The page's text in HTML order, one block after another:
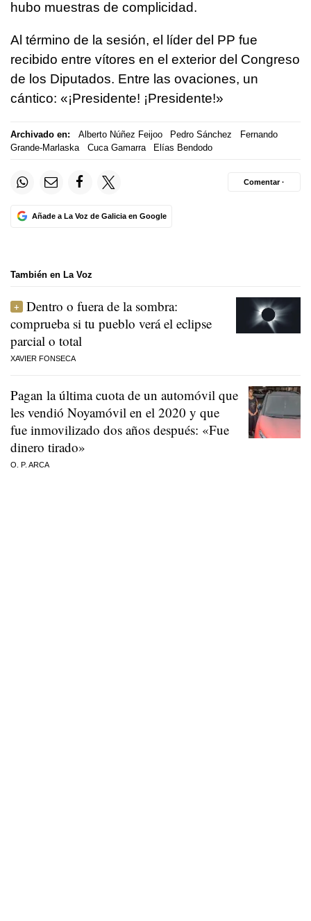
hubo muestras de complicidad.
Al término de la sesión, el líder del PP fue
recibido entre vítores en el exterior del Congreso
de los Diputados. Entre las ovaciones, un
cántico: «¡Presidente! ¡Presidente!»
Archivado en: Alberto Núñez Feijoo Pedro Sánchez
Fernando
Grande-Marlaska
Cuca Gamarra Elías Bendodo
Añade a La Voz de Galicia en Google
Comentar ·
También en La Voz
Dentro o fuera de la sombra:
comprueba si tu pueblo verá el eclipse
parcial o total
XAVIER FONSECA
Pagan la última cuota de un automóvil que
les vendió Noyamóvil en el 2020 y que
fue inmovilizado dos años después: «Fue
dinero tirado»
O. P. ARCA